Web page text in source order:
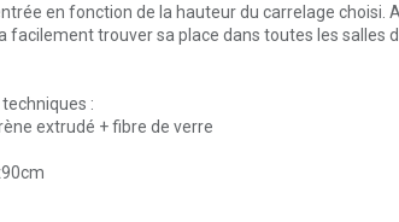
en fonction de la hauteur du carrelage choisi.
facilement trouver sa place dans toutes les salles
:
extrudé + fibre de verre